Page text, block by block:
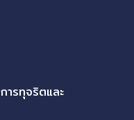
ารทุจริตและ